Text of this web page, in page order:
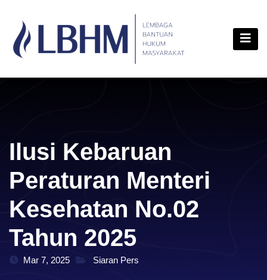
content
Ilusi Kebaruan
Peraturan Menteri
Kesehatan No.02
Tahun 2025
Mar 7, 2025 Siaran Pers